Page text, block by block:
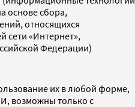
основе сбора,
относящихся
сети «Интернет»,
Федерации)
их в любой форме,
возможны только с